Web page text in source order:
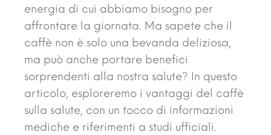
energia di cui abbiamo bisogno per
affrontare la giornata. Ma sapete che il
caffè non è solo una bevanda deliziosa,
ma può anche portare benefici
sorprendenti alla nostra salute? In questo
articolo, esploreremo i vantaggi del caffè
sulla salute, con un tocco di informazioni
mediche e riferimenti a studi ufficiali.